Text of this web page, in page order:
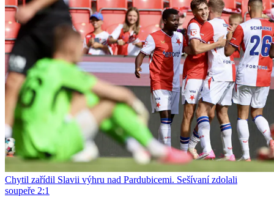
Chytil zařídil Slavii výhru nad Pardubicemi. Sešívaní zdolali
soupeře 2:1